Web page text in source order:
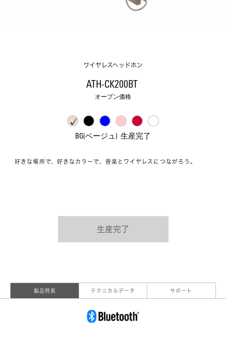
ワイヤレスヘッドホン
ATH-CK200BT
オープン価格
BG(ベージュ)  生産完了
好きな場所で、好きなカラーで、音楽とワイヤレスにつながろう。
生産完了
製品特長 テクニカルデータ サポート